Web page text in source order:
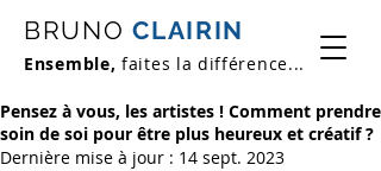
BRUNO CLAIRIN
Ensemble, faites la différence...
Pensez à vous, les artistes ! Comment prendre
soin de soi pour être plus heureux et créatif ?
Dernière mise à jour : 14 sept. 2023